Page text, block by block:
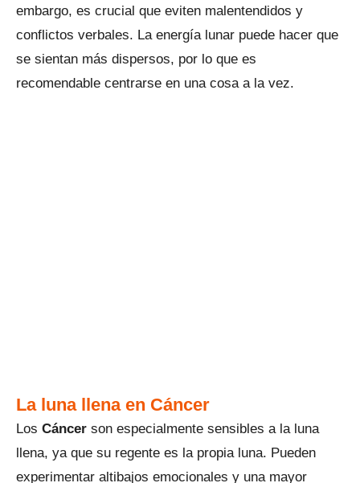
embargo, es crucial que eviten malentendidos y
conflictos verbales. La energía lunar puede hacer que
se sientan más dispersos, por lo que es
recomendable centrarse en una cosa a la vez.
La luna llena en Cáncer
Los Cáncer son especialmente sensibles a la luna
llena, ya que su regente es la propia luna. Pueden
experimentar altibajos emocionales y una mayor